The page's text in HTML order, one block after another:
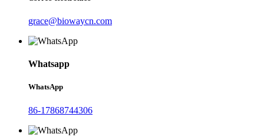
grace@biowaycn.com
Whatsapp
WhatsApp
86-17868744306